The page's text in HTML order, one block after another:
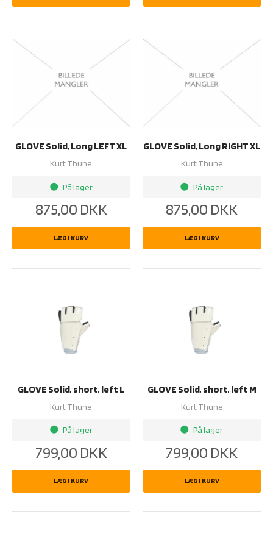
GLOVE Solid, Long LEFT XL
Kurt Thune
brightness_1 På lager
875,00 DKK
LÆG I KURV
GLOVE Solid, Long RIGHT XL
Kurt Thune
brightness_1 På lager
875,00 DKK
LÆG I KURV
GLOVE Solid, short, left L
Kurt Thune
brightness_1 På lager
799,00 DKK
LÆG I KURV
GLOVE Solid, short, left M
Kurt Thune
brightness_1 På lager
799,00 DKK
LÆG I KURV